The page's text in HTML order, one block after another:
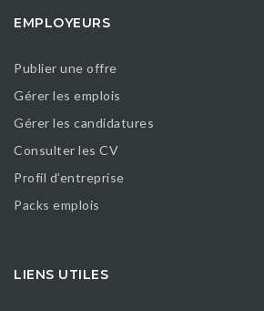
EMPLOYEURS
Publier une offre
Gérer les emplois
Gérer les candidatures
Consulter les CV
Profil d’entreprise
Packs emplois
LIENS UTILES